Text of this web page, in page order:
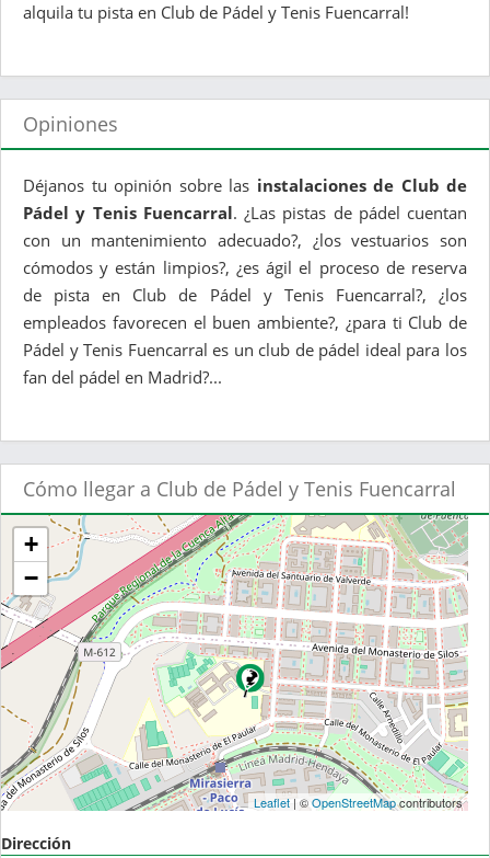
alquila tu pista en Club de Pádel y Tenis Fuencarral!
Opiniones
Déjanos tu opinión sobre las instalaciones de Club de
Pádel y Tenis Fuencarral. ¿Las pistas de pádel cuentan
con un mantenimiento adecuado?, ¿los vestuarios son
cómodos y están limpios?, ¿es ágil el proceso de reserva
de pista en Club de Pádel y Tenis Fuencarral?, ¿los
empleados favorecen el buen ambiente?, ¿para ti Club de
Pádel y Tenis Fuencarral es un club de pádel ideal para los
fan del pádel en Madrid?...
Cómo llegar a Club de Pádel y Tenis Fuencarral
+
−
Leaflet| ©OpenStreetMapcontributors
Dirección